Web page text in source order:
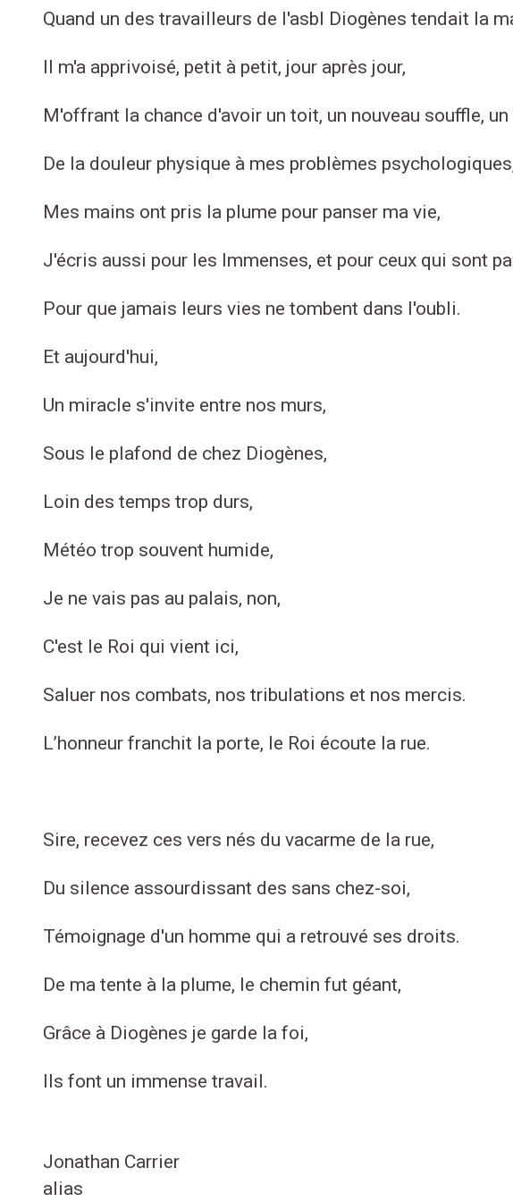
Quand un des travailleurs de l'asbl Diogènes tendait la
Il m'a apprivoisé, petit à petit, jour après jour,
M'offrant la chance d'avoir un toit, un nouveau souffle,
De la douleur physique à mes problèmes
Mes mains ont pris la plume pour panser ma vie,
J'écris aussi pour les Immenses, et pour ceux qui sont
Pour que jamais leurs vies ne tombent dans l'oubli.
Et aujourd'hui,
Un miracle s'invite entre nos murs,
Sous le plafond de chez Diogènes,
Loin des temps trop durs,
Météo trop souvent humide,
Je ne vais pas au palais, non,
C'est le Roi qui vient ici,
Saluer nos combats, nos tribulations et nos mercis.
L’honneur franchit la porte, le Roi écoute la rue.
Sire, recevez ces vers nés du vacarme de la rue,
Du silence assourdissant des sans chez-soi,
Témoignage d'un homme qui a retrouvé ses droits.
De ma tente à la plume, le chemin fut géant,
Grâce à Diogènes je garde la foi,
Ils font un immense travail.
Jonathan Carrier
alias